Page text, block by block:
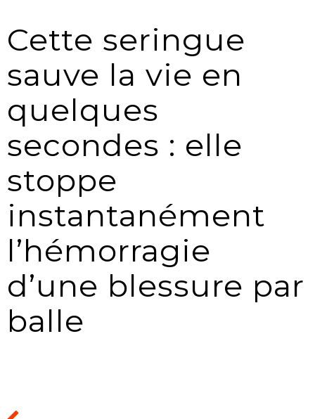
Cette seringue
sauve la vie en
quelques
secondes : elle
stoppe
instantanément
l’hémorragie
d’une blessure par
balle